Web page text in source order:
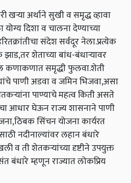
खऱ्या अर्थाने सुखी व समृद्ध व्हावा
योग्य दिशा व चालना देण्याच्या
संदेश सर्वदूर नेला.प्रत्येक
शेताच्या बांध-बंधाऱ्यावर
कणाकणात समृद्धी फुलवा.शेती
पाणी अडवा व जमिन भिजवा,असा
पाण्याचे महत्व किती असते
आधार घेऊन राज्य शासनाने पाणी
सिंचन योजना कार्यरत
नदीनाल्यांवर लहान बंधारे
व ती शेतकऱ्यांच्या दृष्टीने उपयुक्त
म्हणून राज्यात लोकप्रिय